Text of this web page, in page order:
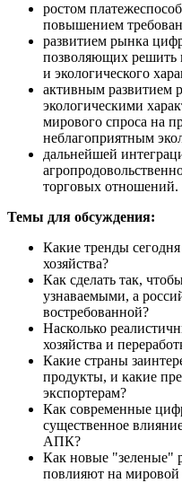
ростом
повышением
развитием рынка
позволяющих решить
и экологического
активным развитием
экологическими
мирового спроса на
неблагоприятным
дальнейшей
торговых отношений.
Темы для обсуждения:
Какие тренды
хозяйства?
Как сделать так,
узнаваемыми, а
востребованной?
Насколько
хозяйства и
Какие страны
продукты, и какие
экспортерам?
Как современные
существенное
АПК?
Как новые "зеленые"
повлияют на